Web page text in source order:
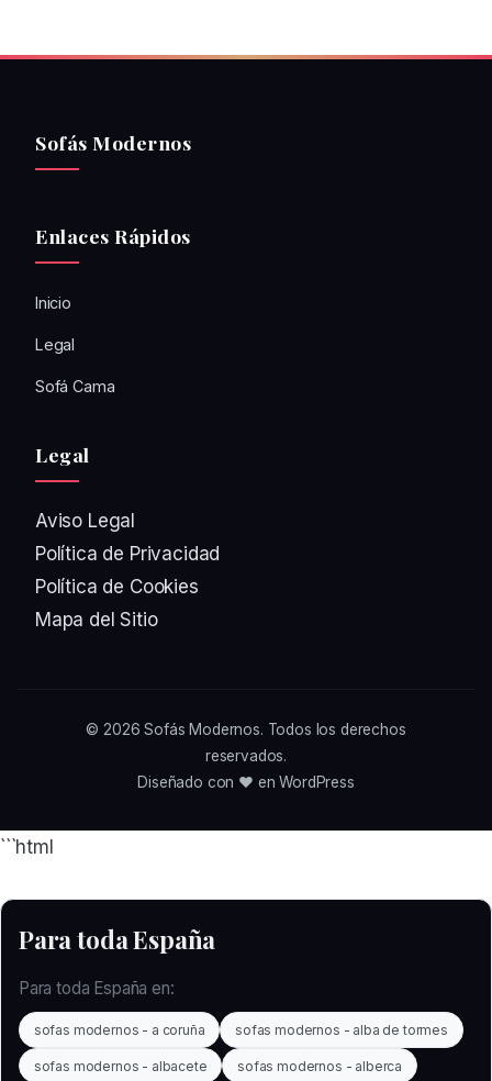
Sofás Modernos
Enlaces Rápidos
Inicio
Legal
Sofá Cama
Legal
Aviso Legal
Política de Privacidad
Política de Cookies
Mapa del Sitio
© 2026Sofás Modernos. Todos los derechos
reservados.
Diseñado con ❤️ en WordPress
```html
Para toda España
Para toda España en:
sofas modernos - a coruña sofas modernos - alba de tormes
sofas modernos - albacete sofas modernos - alberca